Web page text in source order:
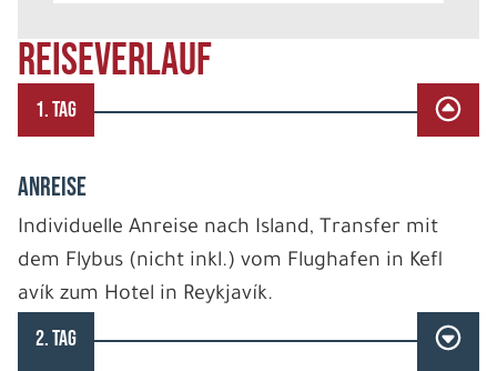
REISEVERLAUF
1. TAG
ANREISE
Individuelle Anreise nach Island, Transfer mit
dem Flybus (nicht inkl.) vom Flughafen in Kefl
avík zum Hotel in Reykjavík.
2. TAG